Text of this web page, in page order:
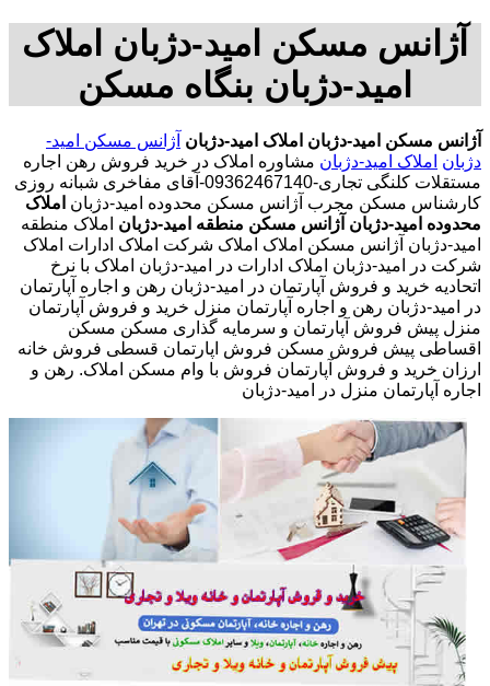
آژانس مسکن امید-دژبان املاک
امید-دژبان بنگاه مسکن
آژانس مسکن امید-دژبان املاک امید-دژبان آژانس مسکن امید-
دژبان املاک امید-دژبان مشاوره املاک در خرید فروش رهن اجاره
مستقلات کلنگی تجاری-09362467140-آقای مفاخری شبانه روزی
کارشناس مسکن مجرب آژانس مسکن محدوده امید-دژبان املاک
محدوده امید-دژبان آژانس مسکن منطقه امید-دژبان املاک منطقه
امید-دژبان آژانس مسکن املاک املاک شرکت املاک ادارات املاک
شرکت در امید-دژبان املاک ادارات در امید-دژبان املاک با نرخ
اتحادیه خرید و فروش آپارتمان در امید-دژبان رهن و اجاره آپارتمان
در امید-دژبان رهن و اجاره آپارتمان منزل خرید و فروش آپارتمان
منزل پیش فروش آپارتمان و سرمایه گذاری مسکن مسکن
اقساطی پیش فروش مسکن فروش اپارتمان قسطی فروش خانه
ارزان خرید و فروش آپارتمان فروش با وام مسکن املاک. رهن و
اجاره آپارتمان منزل در امید-دژبان